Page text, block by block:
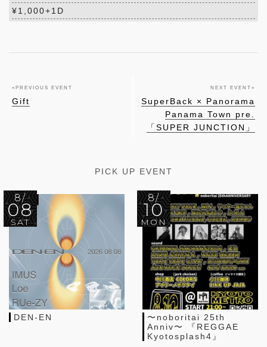
¥1,000+1D
« PREVIOUS EVENT
Gift
NEXT EVENT »
SuperBack × Panorama
Panama Town pre.
「SUPER JUNCTION」
PICK UP EVENT
8/
08
SAT
DEN-EN
8/
10
MON
〜noboritai 25th
Anniv〜 『REGGAE
Kyotosplash4』